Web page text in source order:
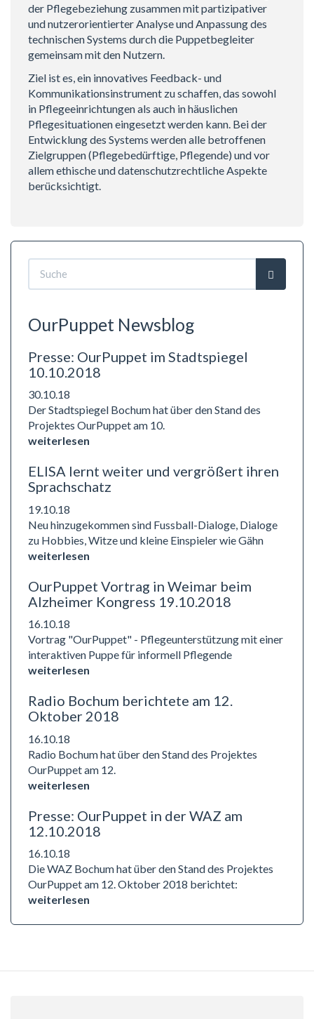
der Pflegebeziehung zusammen mit partizipativer
und nutzerorientierter Analyse und Anpassung des
technischen Systems durch die Puppetbegleiter
gemeinsam mit den Nutzern.
Ziel ist es, ein innovatives Feedback- und
Kommunikationsinstrument zu schaffen, das sowohl
in Pflegeeinrichtungen als auch in häuslichen
Pflegesituationen eingesetzt werden kann. Bei der
Entwicklung des Systems werden alle betroffenen
Zielgruppen (Pflegebedürftige, Pflegende) und vor
allem ethische und datenschutzrechtliche Aspekte
berücksichtigt.
Suchformular
OurPuppet Newsblog
Presse: OurPuppet im Stadtspiegel
10.10.2018
30.10.18
Der Stadtspiegel Bochum hat über den Stand des
Projektes OurPuppet am 10.
weiterlesen
ELISA lernt weiter und vergrößert ihren
Sprachschatz
19.10.18
Neu hinzugekommen sind Fussball-Dialoge, Dialoge
zu Hobbies, Witze und kleine Einspieler wie Gähn
weiterlesen
OurPuppet Vortrag in Weimar beim
Alzheimer Kongress 19.10.2018
16.10.18
Vortrag "OurPuppet" - Pflegeunterstützung mit einer
interaktiven Puppe für informell Pflegende
weiterlesen
Radio Bochum berichtete am 12.
Oktober 2018
16.10.18
Radio Bochum hat über den Stand des Projektes
OurPuppet am 12.
weiterlesen
Presse: OurPuppet in der WAZ am
12.10.2018
16.10.18
Die WAZ Bochum hat über den Stand des Projektes
OurPuppet am 12. Oktober 2018 berichtet:
weiterlesen